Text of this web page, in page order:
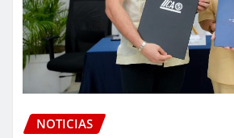
NOTICIAS